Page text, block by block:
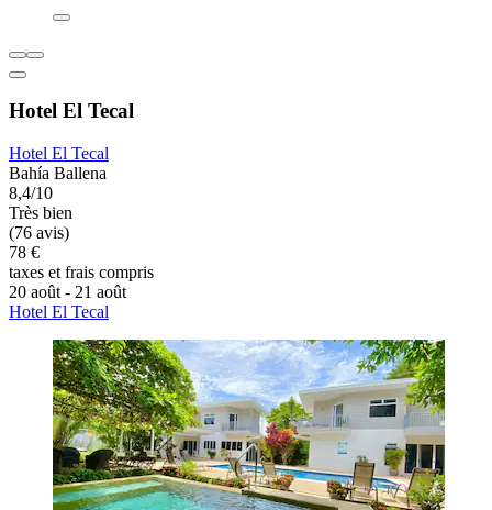
Hotel El Tecal
Hotel El Tecal
Bahía Ballena
8,4/10
Très bien
(76 avis)
78 €
taxes et frais compris
20 août - 21 août
Hotel El Tecal